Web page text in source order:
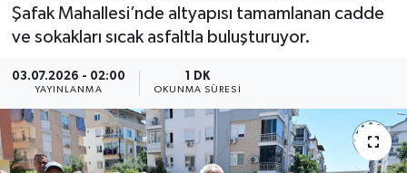
Şafak Mahallesi’nde altyapısı tamamlanan cadde
ve sokakları sıcak asfaltla buluşturuyor.
03.07.2026 - 02:00
YAYINLANMA
1 DK
OKUNMA SÜRESI
Ekonomi
Spor
Dünya
Son Dakika Haberleri
Haber Arşivi